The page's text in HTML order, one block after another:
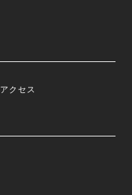
アクセス